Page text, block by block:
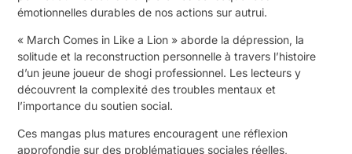
émotionnelles durables de nos actions sur autrui.
« March Comes in Like a Lion » aborde la dépression, la
solitude et la reconstruction personnelle à travers l’histoire
d’un jeune joueur de shogi professionnel. Les lecteurs y
découvrent la complexité des troubles mentaux et
l’importance du soutien social.
Ces mangas plus matures encouragent une réflexion
approfondie sur des problématiques sociales réelles,